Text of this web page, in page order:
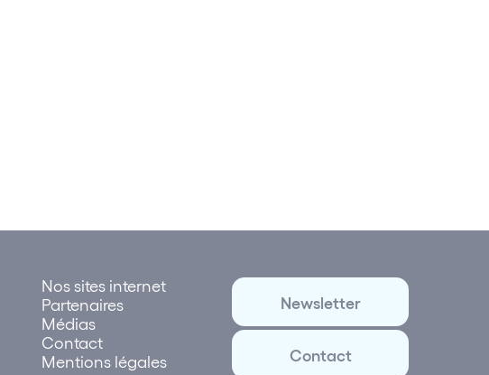
Nos sites internet
Partenaires
Médias
Contact
Mentions légales
Newsletter
Contact